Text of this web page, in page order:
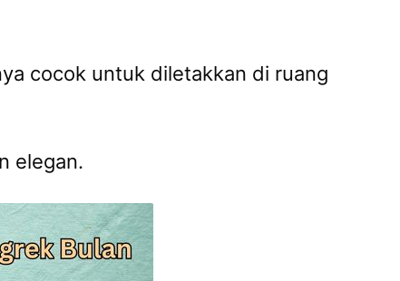
cocok untuk diletakkan di ruang
elegan.